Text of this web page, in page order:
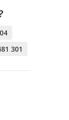
301